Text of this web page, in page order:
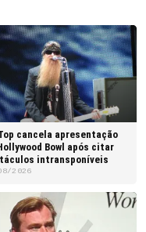
cancela apresentação
Bowl após citar
intransponíveis
2026